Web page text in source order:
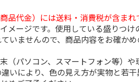
品代金）には送料・消費税が含まれ
メージです。使用している盛りつけ
いませんので、商品内容をお確か
（パソコン、スマートフォン等）
いにより、色の見え方が実物と若